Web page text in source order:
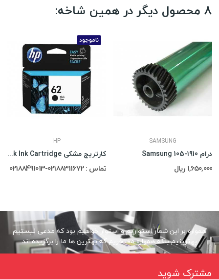
8 محصول دیگر در همین شاخه:
ناموجود
HP
کارتریج مشکی HP 62 Black Ink Cartridge
تماس : 02188311672-02188491013
SAMSUNG
درام Samsung 105-1910
1,650,000 ریال
همواره بر این شعار استواریم و استوار خواهیم بود که مدعی نیستیم
بهترینیم بلکه همواره مفتخریم که بهترین ها ما را برگزیده اند
مشترک شوید